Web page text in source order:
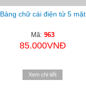
Bảng chữ cái điện tử 5 mặt
Mã: 963
85.000VNĐ
Xem chi tiết